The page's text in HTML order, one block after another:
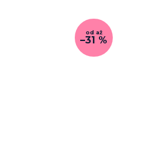
od až
–31 %